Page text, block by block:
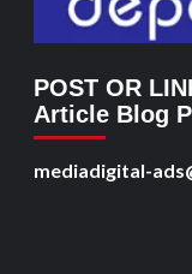
POST OR
Article Blog
mediadigital-